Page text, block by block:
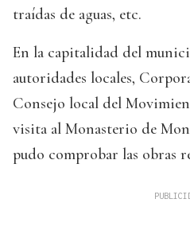
traídas de aguas, etc.
En la capitalidad del
autoridades locales,
Consejo local del
visita al Monasterio de
pudo comprobar las obras